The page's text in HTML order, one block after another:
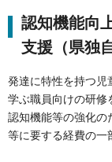
認知機能向
支援（県独自
発達に特性を持つ児
学ぶ職員向けの研修
認知機能等の強化の
等に要する経費の一